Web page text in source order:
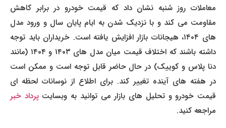
معاملات روز شنبه نشان داد که قیمت خودرو در برابر کاهش
مقاومت می کند و با نزدیک شدن به ایام پایان سال و ورود مدل
های ۱۴۰۴، هیجانات بازار افزایش یافته است. خریداران باید توجه
داشته باشند که اختلاف قیمت میان مدل های ۱۴۰۳ و ۱۴۰۴ (مانند
دنا پلاس و کوییک) در حال حاضر قابل توجه است و ممکن است
در هفته های آینده تغییر کند. برای اطلاع از نوسانات لحظه ای
قیمت خودرو و تحلیل های بازار می توانید به وبسایتپرداد خبر
مراجعه کنید.